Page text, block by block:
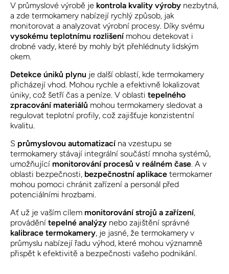
V průmyslové výrobě je kontrola kvality výroby nezbytná,
a zde termokamery nabízejí rychlý způsob, jak
monitorovat a analyzovat výrobní procesy. Díky svému
vysokému teplotnímu rozlišenímohou detekovat i
drobné vady, které by mohly být přehlédnuty lidským
okem.
Detekce úniků plynu je další oblastí, kde termokamery
přicházejí vhod. Mohou rychle a efektivně lokalizovat
úniky, což šetří čas a peníze. V oblasti tepelného
zpracování materiálů mohou termokamery sledovat a
regulovat teplotní profily, což zajišťuje konzistentní
kvalitu.
S průmyslovou automatizacína vzestupu se
termokamery stávají integrální součástí mnoha systémů,
umožňující monitorování procesů v reálném čase. A v
oblasti bezpečnosti, bezpečnostní aplikace termokamer
mohou pomoci chránit zařízení a personál před
potenciálními hrozbami.
Ať už je vaším cílem monitorování strojů a zařízení,
provádění tepelné analýzy nebo zajištění správné
kalibrace termokamery, je jasné, že termokamery v
průmyslu nabízejí řadu výhod, které mohou významně
přispět k efektivitě a bezpečnosti vašeho podnikání.